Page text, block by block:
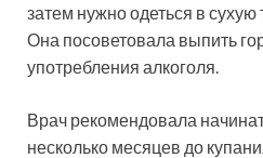
затем нужно одеться в
Она посоветовала выпить
употребления алкоголя.
Врач рекомендовала
несколько месяцев до